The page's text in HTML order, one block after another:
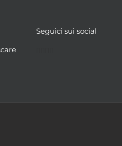
Seguici sui social